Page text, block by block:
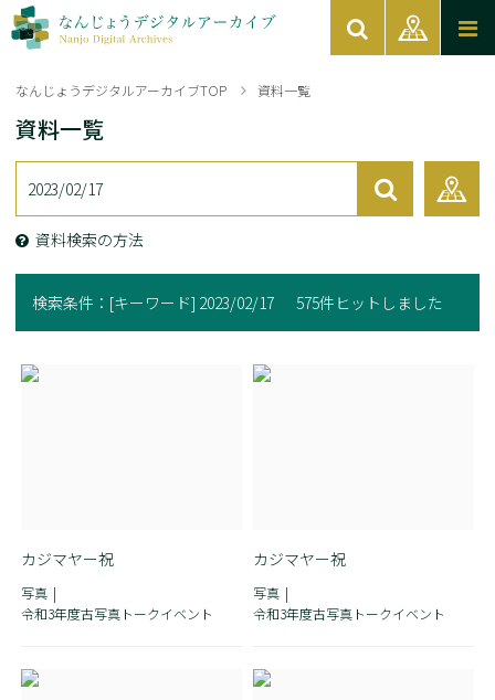
なんじょうデジタルアーカイブTOP 資料一覧
資料一覧
資料検索の方法
検索条件： [キーワード] 2023/02/17 575件ヒットしました
カジマヤー祝
写真
令和3年度古写真トークイベント
カジマヤー祝
写真
令和3年度古写真トークイベント